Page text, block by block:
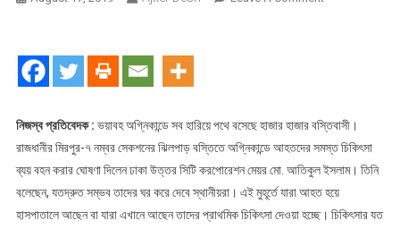
নিজস্ব প্রতিবেদক : ভয়াবহ অগ্নিকান্ডে সব হারিয়ে পথে বসেছে হাজার হাজার বস্তিবাসী।
রাজধানীর মিরপুর-৭ নম্বর সেকশনের ঝিলপাড় বস্তিতে অগ্নিকান্ডে আহতদের সমস্ত চিকিৎসা
ব্যয় বহন করার ঘোষণা দিলেন ঢাকা উত্তর সিটি করপোরেশন মেয়র মো. আতিকুল ইসলাম। তিনি
বলেছেন, যতদ্রুত সম্ভব তাদের ঘর করে দেবে স্থানীয়রা। এই মুহূর্তে যারা আহত হয়ে
হাসপাতালে আছেন বা যারা এখানে আছেন তাদের প্রাথমিক চিকিৎসা দেওয়া হচ্ছে। চিকিৎসার যত